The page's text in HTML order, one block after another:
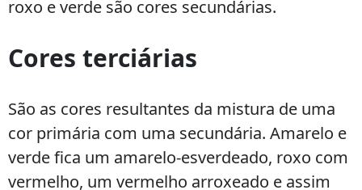
roxo e verde são cores secundárias.
Cores terciárias
São as cores resultantes da mistura de uma
cor primária com uma secundária. Amarelo e
verde fica um amarelo-esverdeado, roxo com
vermelho, um vermelho arroxeado e assim